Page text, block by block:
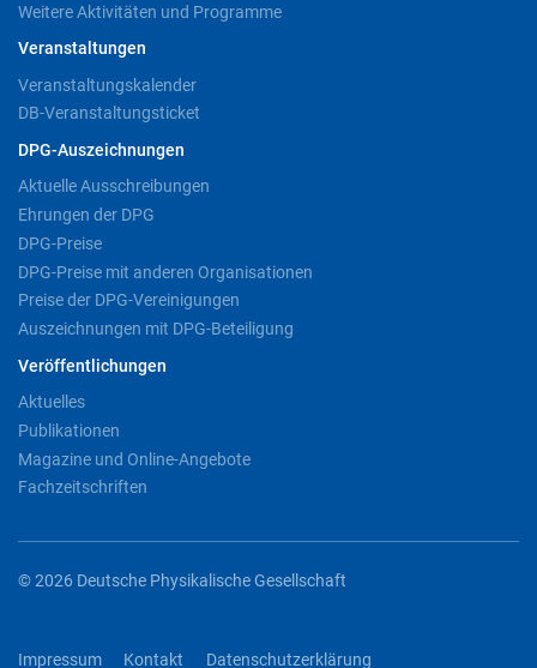
Weitere Aktivitäten und Programme
Veranstaltungen
Veranstaltungskalender
DB-Veranstaltungsticket
DPG-Auszeichnungen
Aktuelle Ausschreibungen
Ehrungen der DPG
DPG-Preise
DPG-Preise mit anderen Organisationen
Preise der DPG-Vereinigungen
Auszeichnungen mit DPG-Beteiligung
Veröffentlichungen
Aktuelles
Publikationen
Magazine und Online-Angebote
Fachzeitschriften
© 2026 Deutsche Physikalische Gesellschaft
Impressum Kontakt Datenschutzerklärung